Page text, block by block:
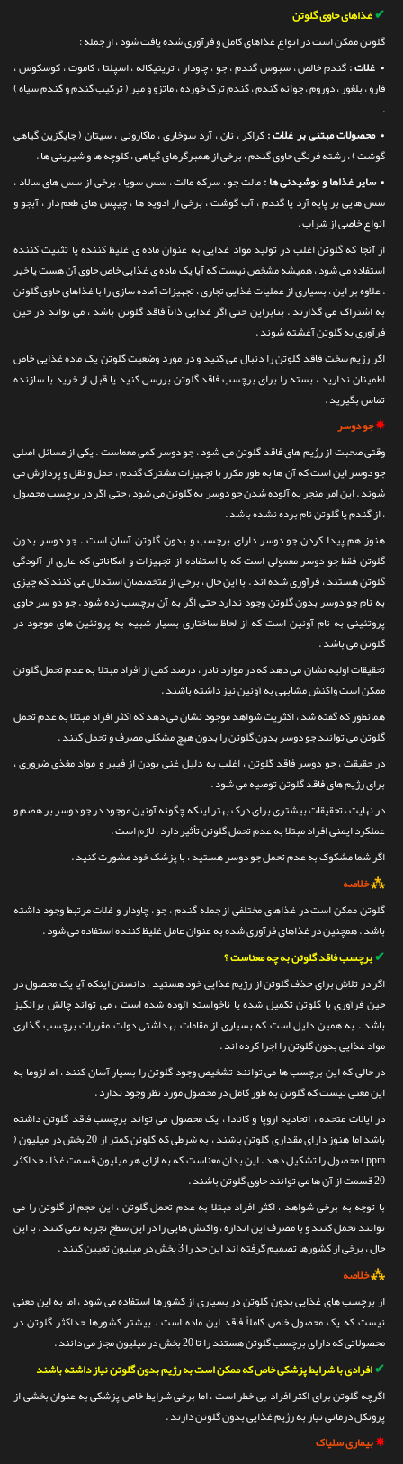
✔غذاهای حاوی گلوتن
گلوتن ممکن است در انواع غذاهای کامل و فرآوری شده یافت شود ، از جمله :
• غلات :گندم خالص ، سبوس گندم ، جو ، چاودار ، تریتیکاله ، اسپلتا ، کاموت ، کوسکوس ،
فارو ، بلغور ، دوروم ، جوانه گندم ، گندم ترک خورده ، ماتزو و میر ( ترکیب گندم و گندم سیاه )
.
•محصولات مبتنی بر غلات :کراکر ، نان ، آرد سوخاری ، ماکارونی ، سیتان ( جایگزین گیاهی
گوشت ) ، رشته فرنگی حاوی گندم ، برخی از همبرگرهای گیاهی ، کلوچه ها و شیرینی ها .
•سایر غذاها و نوشیدنی ها :مالت جو ، سرکه مالت ، سس سویا ، برخی از سس های سالاد ،
سس هایی بر پایه آرد یا گندم ، آب گوشت ، برخی از ادویه ها ، چیپس های طعم دار ، آبجو و
انواع خاصی از شراب .
از آنجا که گلوتن اغلب در تولید مواد غذایی به عنوان ماده ی غلیظ کننده یا تثبیت کننده
استفاده می شود ، همیشه مشخص نیست که آیا یک ماده ی غذایی خاص حاوی آن هست یا خیر
. علاوه بر این ، بسیاری از عملیات غذایی تجاری ، تجهیزات آماده سازی را با غذاهای حاوی گلوتن
به اشتراک می گذارند . بنابراین حتی اگر غذایی ذاتاً فاقد گلوتن باشد ، می تواند در حین
فرآوری به گلوتن آغشته شوند .
اگر رژیم سخت فاقد گلوتن را دنبال می کنید و در مورد وضعیت گلوتن یک ماده غذایی خاص
اطمینان ندارید ، بسته را برای برچسب فاقد گلوتن بررسی کنید یا قبل از خرید با سازنده
تماس بگیرید .
✵جو دوسر
وقتی صحبت از رژیم های فاقد گلوتن می شود ، جو دوسر کمی معماست . یکی از مسائل اصلی
جو دوسر این است که آن ها به طور مکرر با تجهیزات مشترک گندم ، حمل و نقل و پردازش می
شوند . این امر منجر به آلوده شدن جو دوسر به گلوتن می شود ، حتی اگر در برچسب محصول
، از گندم یا گلوتن نام برده نشده باشد .
هنوز هم پیدا کردن جو دوسر دارای برچسب و بدون گلوتن آسان است . جو دوسر بدون
گلوتن فقط جو دوسر معمولی است که با استفاده از تجهیزات و امکاناتی که عاری از آلودگی
گلوتن هستند ، فرآوری شده اند .با این حال ، برخی از متخصصان استدلال می کنند که چیزی
به نام جو دوسر بدون گلوتن وجود ندارد حتی اگر به آن برچسب زده شود . جو دو سر حاوی
پروتئینی به نام آونین است که از لحاظ ساختاری بسیار شبیه به پروتئین های موجود در
گلوتن می باشد .
تحقیقات اولیه نشان می دهد که در موارد نادر ، درصد کمی از افراد مبتلا به عدم تحمل گلوتن
ممکن است واکنش مشابهی به آونین نیز داشته باشند .
همانطور که گفته شد ، اکثریت شواهد موجود نشان می دهد که اکثر افراد مبتلا به عدم تحمل
گلوتن می توانند جو دوسر بدون گلوتن را بدون هیچ مشکلی مصرف و تحمل کنند .
در حقیقت ، جو دوسر فاقد گلوتن ، اغلب به دلیل غنی بودن از فیبر و مواد مغذی ضروری ،
برای رژیم های فاقد گلوتن توصیه می شود .
در نهایت ، تحقیقات بیشتری برای درک بهتر اینکه چگونه آونین موجود در جو دوسر بر هضم و
عملکرد ایمنی افراد مبتلا به عدم تحمل گلوتن تأثیر دارد ، لازم است .
اگر شما مشکوک به عدم تحمل جو دوسر هستید ، با پزشک خود مشورت کنید .
⁂خلاصه
گلوتن ممکن است در غذاهای مختلفی از جمله گندم ، جو ، چاودار و غلات مرتبط وجود داشته
باشد . همچنین در غذاهای فرآوری شده به عنوان عامل غلیظ کننده استفاده می شود .
✔برچسب فاقد گلوتن به چه معناست ؟
اگر در تلاش برای حذف گلوتن از رژیم غذایی خود هستید ، دانستن اینکه آیا یک محصول در
حین فرآوری با گلوتن تکمیل شده یا ناخواسته آلوده شده است ، می تواند چالش برانگیز
باشد . به همین دلیل است که بسیاری از مقامات بهداشتی دولت مقررات برچسب گذاری
مواد غذایی بدون گلوتن را اجرا کرده اند .
در حالی که این برچسب ها می توانند تشخیص وجود گلوتن را بسیار آسان کنند ، اما لزوما به
این معنی نیست که گلوتن به طور کامل در محصول مورد نظر وجود ندارد .
در ایالات متحده ، اتحادیه اروپا و کانادا ، یک محصول می تواند برچسب فاقد گلوتن داشته
باشد اما هنوز دارای مقداری گلوتن باشند ، به شرطی که گلوتن کمتر از 20 بخش در میلیون (
ppm ) محصول را تشکیل دهد . این بدان معناست که به ازای هر میلیون قسمت غذا ، حداکثر
20 قسمت از آن ها می توانند حاوی گلوتن باشند .
با توجه به برخی شواهد ، اکثر افراد مبتلا به عدم تحمل گلوتن ، این حجم از گلوتن را می
توانند تحمل کنند و با مصرف این اندازه ، واکنش هایی را در این سطح تجربه نمی کنند . با این
حال ، برخی از کشورها تصمیم گرفته اند این حد را 3 بخش در میلیون تعیین کنند .
⁂خلاصه
از برچسب های غذایی بدون گلوتن در بسیاری از کشورها استفاده می شود ، اما به این معنی
نیست که یک محصول خاص کاملاً فاقد این ماده است . بیشتر کشورها حداکثر گلوتن در
محصولاتی که دارای برچسب گلوتن هستند را تا 20 بخش در میلیون مجاز می دانند .
✔افرادی با شرایط پزشکی خاص که ممکن است به رژیم بدون گلوتن نیاز داشته باشند
اگرچه گلوتن برای اکثر افراد بی خطر است ، اما برخی شرایط خاص پزشکی به عنوان بخشی از
پروتکل درمانی نیاز به رژیم غذایی بدون گلوتن دارند .
✵بیماری سلیاک